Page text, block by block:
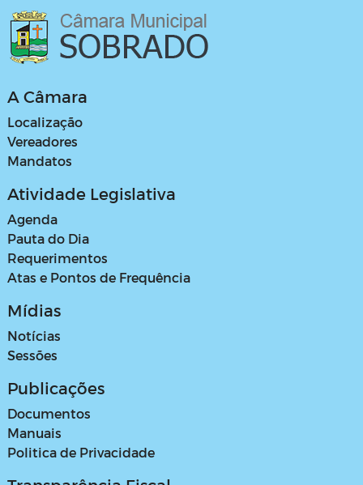
A Câmara
Localização
Vereadores
Mandatos
Atividade Legislativa
Agenda
Pauta do Dia
Requerimentos
Atas e Pontos de Frequência
Mídias
Notícias
Sessões
Publicações
Documentos
Manuais
Politica de Privacidade